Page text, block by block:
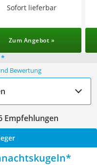
Sofort lieferbar
Zum Angebot »
*
Bewertung
Empfehlungen